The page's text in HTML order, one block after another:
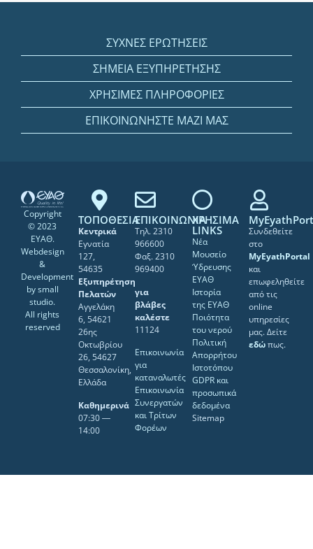
ΣΥΧΝΕΣ ΕΡΩΤΗΣΕΙΣ
ΣΗΜΕΙΑ ΕΞΥΠΗΡΕΤΗΣΗΣ
ΧΡΗΣΙΜΕΣ ΠΛΗΡΟΦΟΡΙΕΣ
ΕΠΙΚΟΙΝΩΝΗΣΤΕ ΜΑΖΙ ΜΑΣ
Copyright
© 2023
ΕΥΑΘ.
Webdesign
&
Development
bysmall
studio.
All rights
reserved
ΤΟΠΟΘΕΣΙΑ
Κεντρικά
Εγνατία
127,
54635
Εξυπηρέτηση
Πελατών
Αγγελάκη
6, 54621
26ης
Οκτωβρίου
26, 54627
Θεσσαλονίκη,
Ελλάδα
Καθημερινά
07:30 ―
14:00
ΕΠΙΚΟΙΝΩΝΙΑ
Τηλ. 2310
966600
Φαξ. 2310
969400
για
βλάβες
καλέστε
11124
Επικοινωνία
για
καταναλωτές
Επικοινωνία
Συνεργατών
και Τρίτων
Φορέων
ΧΡΗΣΙΜΑ
LINKS
Νέα
Μουσείο
Ύδρευσης
ΕΥΑΘ
Ιστορία
της ΕΥΑΘ
Ποιότητα
του νερού
Πολιτική
Απορρήτου
Ιστοτόπου
GDPR και
προσωπικά
δεδομένα
Sitemap
Συνδεθείτε
στο
MyEyathPortal
και
επωφεληθείτε
από τις
online
υπηρεσίες
μας. Δείτε
εδώπως.